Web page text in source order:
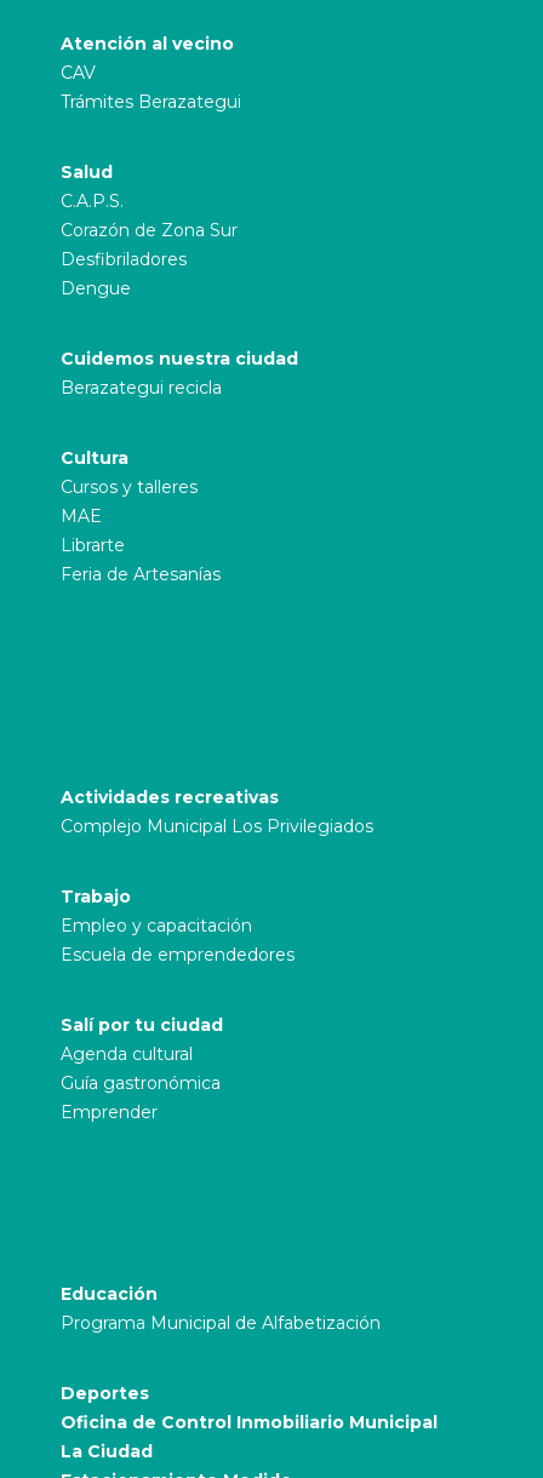
Atención al vecino
CAV
Trámites Berazategui
Salud
C.A.P.S.
Corazón de Zona Sur
Desfibriladores
Dengue
Cuidemos nuestra ciudad
Berazategui recicla
Cultura
Cursos y talleres
MAE
Librarte
Feria de Artesanías
Actividades recreativas
Complejo Municipal Los Privilegiados
Trabajo
Empleo y capacitación
Escuela de emprendedores
Salí por tu ciudad
Agenda cultural
Guía gastronómica
Emprender
Educación
Programa Municipal de Alfabetización
Deportes
Oficina de Control Inmobiliario Municipal
La Ciudad